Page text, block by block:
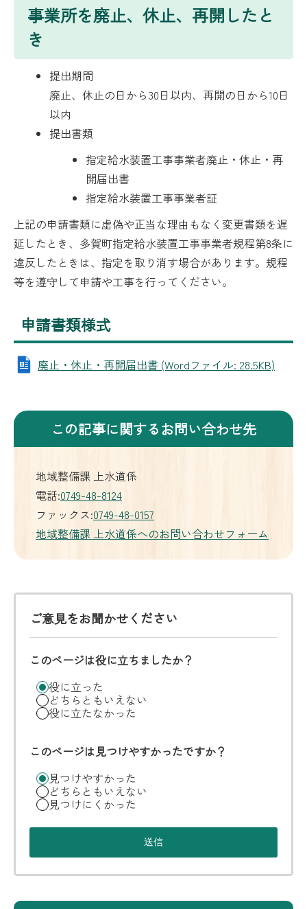
事業所を廃止、休止、再開したと
き
提出期間
廃止、休止の日から30日以内、再開の日から10日
以内
提出書類
指定給水装置工事事業者廃止・休止・再
開届出書
指定給水装置工事事業者証
上記の申請書類に虚偽や正当な理由もなく変更書類を遅
延したとき、多賀町指定給水装置工事事業者規程第8条に
違反したときは、指定を取り消す場合があります。規程
等を遵守して申請や工事を行ってください。
申請書類様式
廃止・休止・再開届出書 (Wordファイル: 28.5KB)
この記事に関するお問い合わせ先
地域整備課 上水道係
電話:0749-48-8124
ファックス:0749-48-0157
地域整備課 上水道係へのお問い合わせフォーム
ご意見をお聞かせください
このページは役に立ちましたか？
役に立った
どちらともいえない
役に立たなかった
このページは見つけやすかったですか？
見つけやすかった
どちらともいえない
見つけにくかった